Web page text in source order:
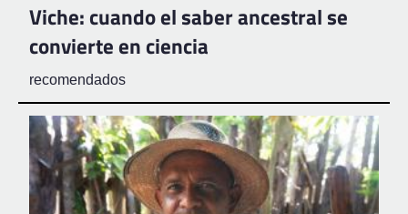
Viche: cuando el saber ancestral se
convierte en ciencia
recomendados